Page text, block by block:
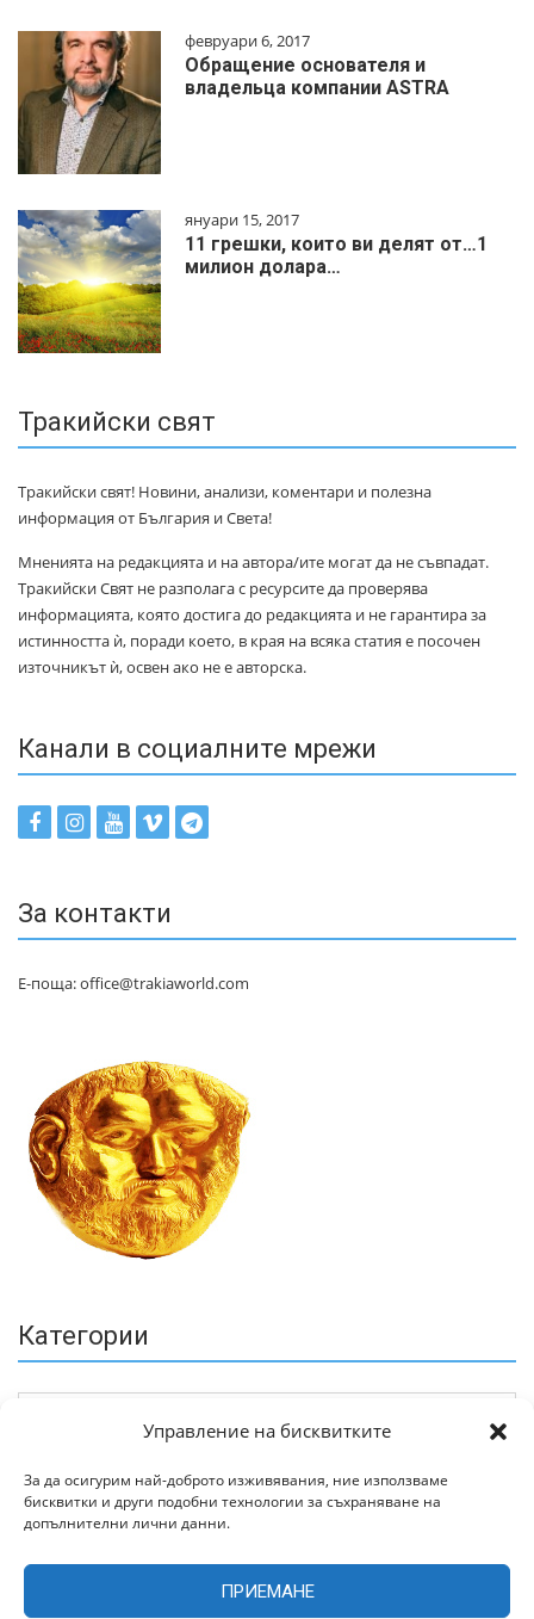
Управление на бисквитките
За да осигурим най-доброто изживявания, ние използваме
бисквитки и други подобни технологии за съхраняване на
допълнителни лични данни.
ПРИЕМАНЕ
февруари 6, 2017
Обращение основателя и
владельца компании ASTRA
януари 15, 2017
11 грешки, които ви делят от…1
милиoн дoлapa…
Тракийски свят
Тракийски свят! Новини, анализи, коментари и полезна
информация от България и Света!
Мненията на редакцията и на автора/ите могат да не съвпадат.
Тракийски Свят не разполага с ресурсите да проверява
информацията, която достига до редакцията и не гарантира за
истинността ѝ, поради което, в края на всяка статия е посочен
източникът ѝ, освен ако не е авторска.
Канали в социалните мрежи
За контакти
Е-поща: office@trakiaworld.com
Категории
Архив